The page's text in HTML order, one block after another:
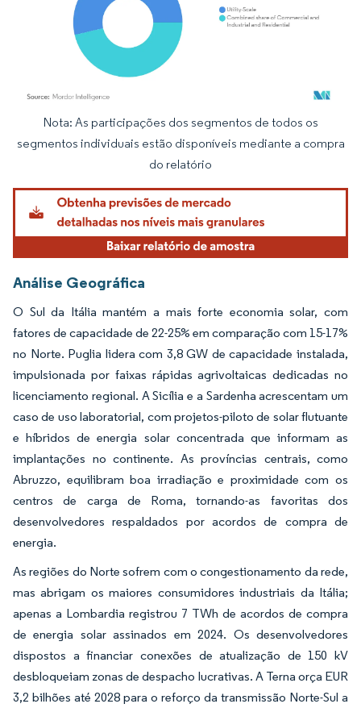
Imagem © Mordor Intelligence. O reuso requer atribuição conforme CC BY 4.0.
Nota: As participações dos segmentos de todos os
segmentos individuais estão disponíveis mediante a compra
do relatório
Análise Geográfica
O Sul da Itália mantém a mais forte economia solar, com
fatores de capacidade de 22-25% em comparação com 15-17%
no Norte. Puglia lidera com 3,8 GW de capacidade instalada,
impulsionada por faixas rápidas agrivoltaicas dedicadas no
licenciamento regional. A Sicília e a Sardenha acrescentam um
caso de uso laboratorial, com projetos-piloto de solar flutuante
e híbridos de energia solar concentrada que informam as
implantações no continente. As províncias centrais, como
Abruzzo, equilibram boa irradiação e proximidade com os
centros de carga de Roma, tornando-as favoritas dos
desenvolvedores respaldados por acordos de compra de
energia.
As regiões do Norte sofrem com o congestionamento da rede,
mas abrigam os maiores consumidores industriais da Itália;
apenas a Lombardia registrou 7 TWh de acordos de compra
de energia solar assinados em 2024. Os desenvolvedores
dispostos a financiar conexões de atualização de 150 kV
desbloqueiam zonas de despacho lucrativas. A Terna orça EUR
3,2 bilhões até 2028 para o reforço da transmissão Norte-Sul a